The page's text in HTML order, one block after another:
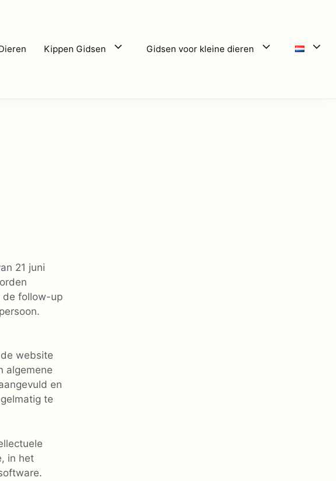
Kippen Gidsen Gidsen voor kleine dieren
21 juni
de follow-up
website
algemene
en
te
in het